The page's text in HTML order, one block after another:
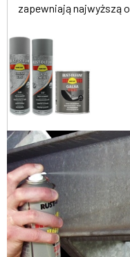
zapewniają najwyższą